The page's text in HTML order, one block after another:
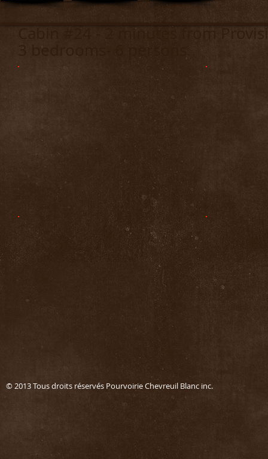
Cabin #24 - 2 minutes
3 bedrooms- 6 persons.
© 2013 Tous droits réservés Pourvoirie Chevreuil Blanc